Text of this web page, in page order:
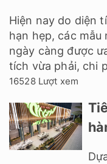
Hiện nay do diện
hạn hẹp, các
ngày càng được
tích vừa phải, chi
16528 Lượt xem